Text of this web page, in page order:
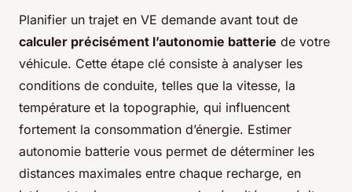
Planifier un trajet en VE demande avant tout de
calculer précisément l’autonomie batterie de votre
véhicule. Cette étape clé consiste à analyser les
conditions de conduite, telles que la vitesse, la
température et la topographie, qui influencent
fortement la consommation d’énergie. Estimer
autonomie batterie vous permet de déterminer les
distances maximales entre chaque recharge, en